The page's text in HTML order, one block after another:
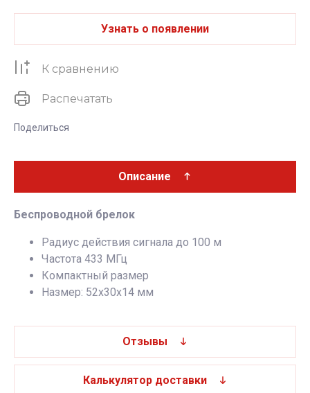
Узнать о появлении
К сравнению
Поделиться
Распечатать
Описание
Беспроводной брелок
Радиус действия сигнала до 100 м
Частота 433 МГц
Компактный размер
Hазмер: 52х30х14 мм
Отзывы
Калькулятор доставки